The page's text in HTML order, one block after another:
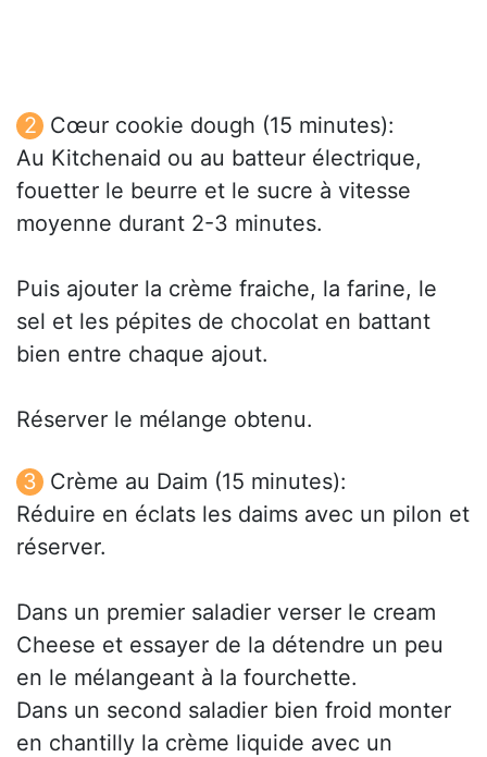
Cœur cookie dough (15 minutes):
Au Kitchenaid ou au batteur électrique,
fouetter le beurre et le sucre à vitesse
moyenne durant 2-3 minutes.
Puis ajouter la crème fraiche, la farine, le
sel et les pépites de chocolat en battant
bien entre chaque ajout.
Réserver le mélange obtenu.
Crème au Daim (15 minutes):
Réduire en éclats les daims avec un pilon et
réserver.
Dans un premier saladier verser le cream
Cheese et essayer de la détendre un peu
en le mélangeant à la fourchette.
Dans un second saladier bien froid monter
en chantilly la crème liquide avec un